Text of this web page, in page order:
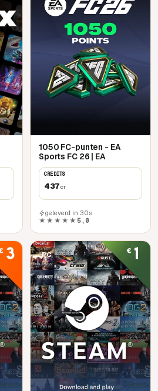
1050 FC-punten - EA
Sports FC 26 | EA
CREDITS
437cr
geleverd in 30s
★★★★★ 5,0
PC